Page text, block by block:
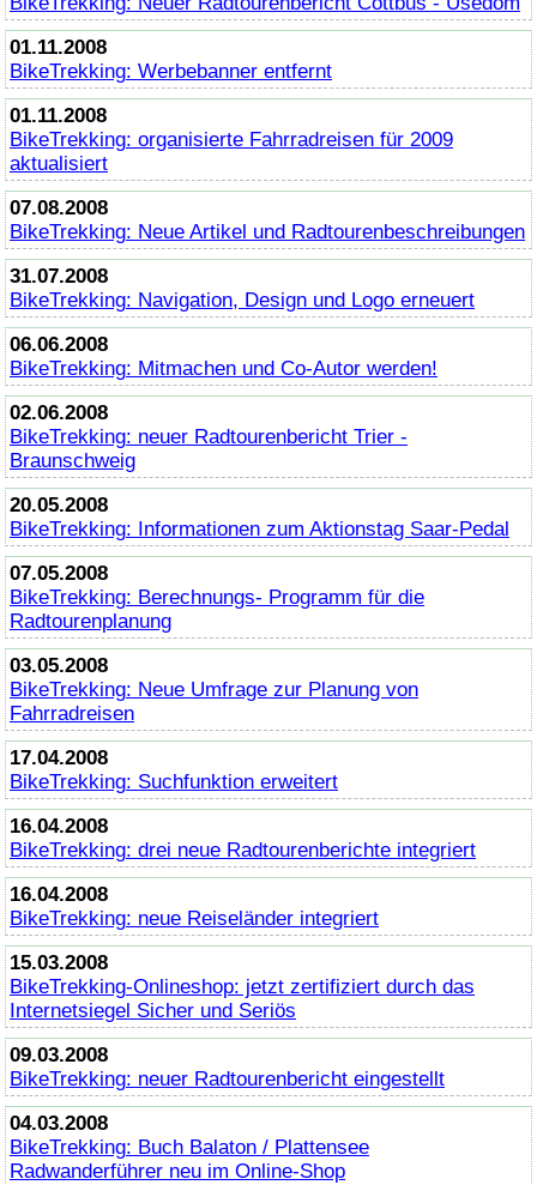
01.11.2008
BikeTrekking: Werbebanner entfernt
01.11.2008
BikeTrekking: organisierte Fahrradreisen für 2009
aktualisiert
07.08.2008
BikeTrekking: Neue Artikel und Radtourenbeschreibungen
31.07.2008
BikeTrekking: Navigation, Design und Logo erneuert
06.06.2008
BikeTrekking: Mitmachen und Co-Autor werden!
02.06.2008
BikeTrekking: neuer Radtourenbericht Trier -
Braunschweig
20.05.2008
BikeTrekking: Informationen zum Aktionstag Saar-Pedal
07.05.2008
BikeTrekking: Berechnungs- Programm für die
Radtourenplanung
03.05.2008
BikeTrekking: Neue Umfrage zur Planung von
Fahrradreisen
17.04.2008
BikeTrekking: Suchfunktion erweitert
16.04.2008
BikeTrekking: drei neue Radtourenberichte integriert
16.04.2008
BikeTrekking: neue Reiseländer integriert
15.03.2008
BikeTrekking-Onlineshop: jetzt zertifiziert durch das
Internetsiegel Sicher und Seriös
09.03.2008
BikeTrekking: neuer Radtourenbericht eingestellt
04.03.2008
BikeTrekking: Buch Balaton / Plattensee
Radwanderführer neu im Online-Shop